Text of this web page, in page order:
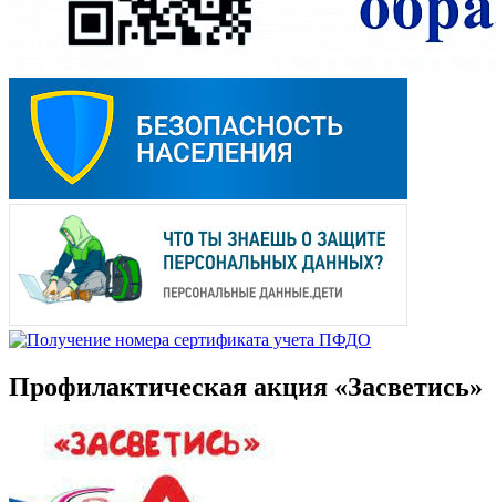
Профилактическая акция «Засветись»